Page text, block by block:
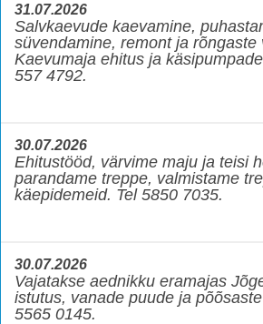
31.07.2026
Salvkaevude kaevamine,
süvendamine, remont ja rõngaste
Kaevumaja ehitus ja
557 4792.
30.07.2026
Ehitustööd, värvime maju ja teisi
parandame treppe, valmistame
käepidemeid. Tel 5850 7035.
30.07.2026
Vajatakse aednikku eramajas
istutus, vanade puude ja
5565 0145.